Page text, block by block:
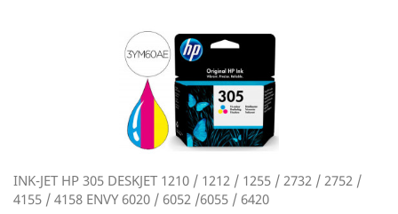
INK-JET HP 305 DESKJET 1210 / 1212 / 1255 / 2732 / 2752 /
4155 / 4158 ENVY 6020 / 6052 /6055 / 6420